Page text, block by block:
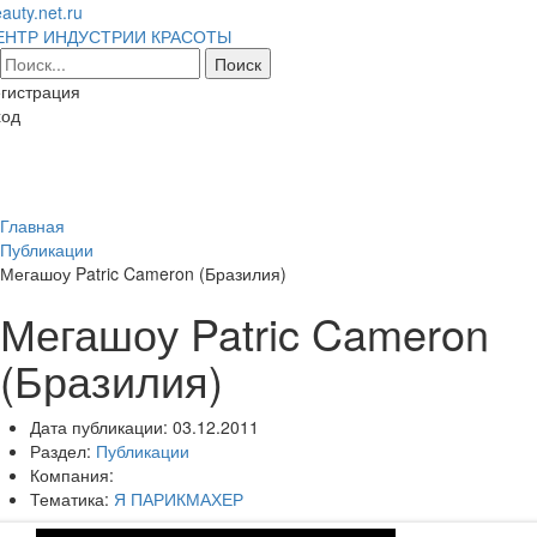
ИНДУСТРИИ КРАСОТЫ
Главная
Публикации
Мегашоу Patric Cameron (Бразилия)
Мегашоу Patric Cameron
(Бразилия)
Дата публикации: 03.12.2011
Раздел: Публикации
Компания:
Тематика: Я ПАРИКМАХЕР